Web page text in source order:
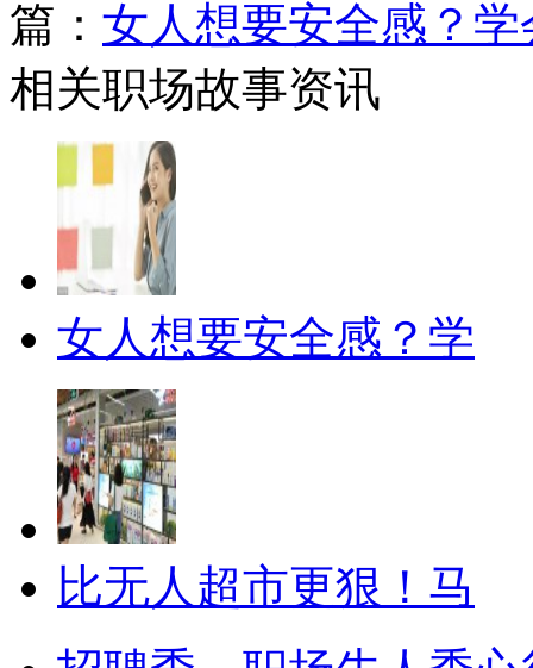
篇： 女人想要安全感？
相关职场故事资讯
女人想要安全感？学
比无人超市更狠！马